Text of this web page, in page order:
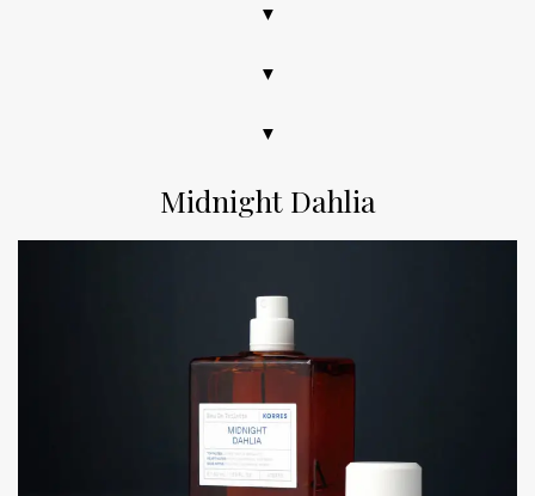
▼
▼
▼
Midnight Dahlia